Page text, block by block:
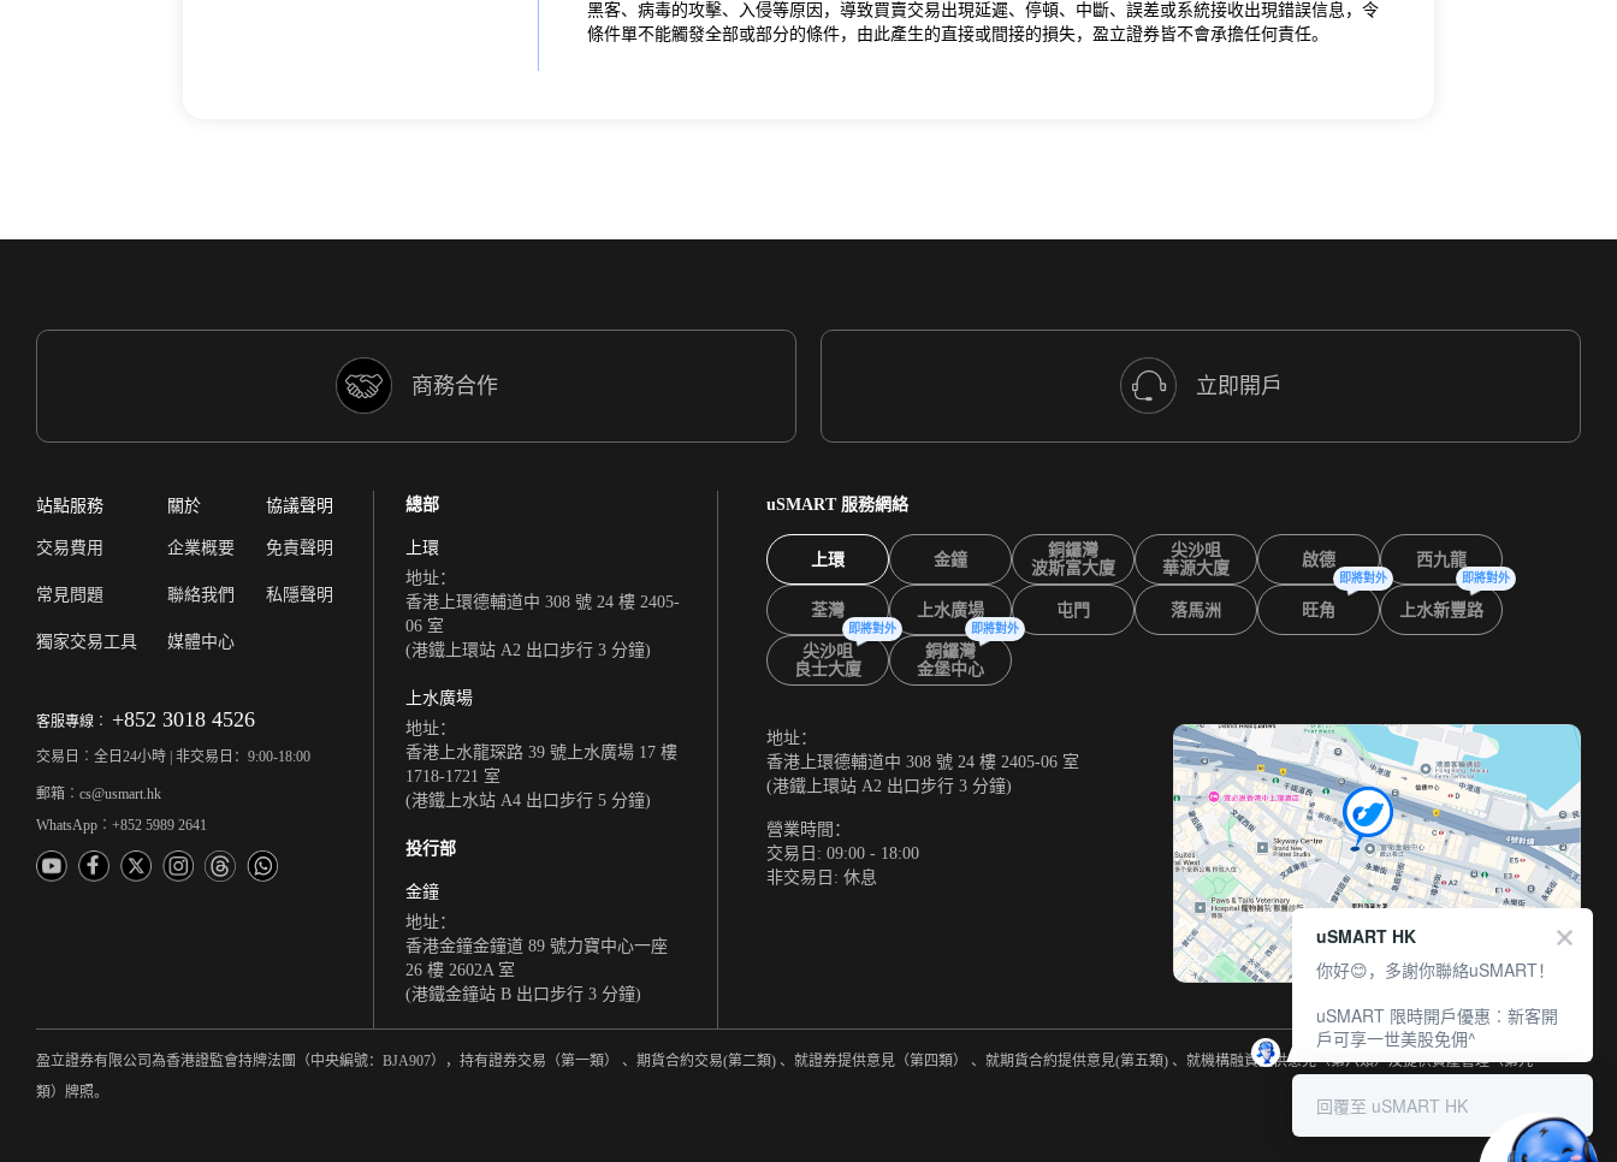
黑客、病毒的攻擊、入侵等原因，導致買賣交易出現延遲、停頓、中斷、誤差或系統接收出現錯誤信息，令
條件單不能觸發全部或部分的條件，由此產生的直接或間接的損失，盈立證券皆不會承擔任何責任。
商務合作 立即開戶
站點服務
交易費用
常見問題
獨家交易工具
關於
企業概要
聯絡我們
媒體中心
協議聲明
免責聲明
私隱聲明
客服專線︰ +852 3018 4526
交易日︰全日24小時 | 非交易日：9:00-18:00
郵箱︰cs@usmart.hk
WhatsApp︰+852 5989 2641
總部
上環
地址：
香港上環德輔道中 308 號 24 樓 2405-
06 室
(港鐵上環站 A2 出口步行 3 分鐘)
上水廣場
地址：
香港上水龍琛路 39 號上水廣場 17 樓
1718-1721 室
(港鐵上水站 A4 出口步行 5 分鐘)
投行部
金鐘
地址：
香港金鐘金鐘道 89 號力寶中心一座
26 樓 2602A 室
(港鐵金鐘站 B 出口步行 3 分鐘)
uSMART 服務網絡
上環 金鐘
銅鑼灣
波斯富大廈
尖沙咀
華源大廈
啟德 西九龍
荃灣 上水廣場 屯門 落馬洲 旺角
即將對外
上水新豐路
即將對外
尖沙咀
良士大廈
即將對外
銅鑼灣
金堡中心
即將對外
地址：
香港上環德輔道中 308 號 24 樓 2405-06 室
(港鐵上環站 A2 出口步行 3 分鐘)
營業時間：
交易日: 09:00 - 18:00
非交易日: 休息
盈立證券有限公司為香港證監會持牌法團（中央編號：BJA907），持有證券交易（第一類） 、期貨合約交易(第二類) 、就證券提供意見（第四類） 、就期貨合約提供意見(第五類) 、就機構融資提供意見（第六類）及提供資產管理（第九
類）牌照。
uSMART HK
你好😊，多謝你聯絡uSMART！
uSMART 限時開戶優惠︰新客開
戶可享一世美股免佣^
回覆至 uSMART HK